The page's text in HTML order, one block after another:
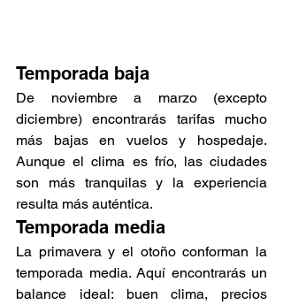
Temporada baja
De noviembre a marzo (excepto
diciembre) encontrarás tarifas mucho
más bajas en vuelos y hospedaje.
Aunque el clima es frío, las ciudades
son más tranquilas y la experiencia
resulta más auténtica.
Temporada media
La primavera y el otoño conforman la
temporada media. Aquí encontrarás un
balance ideal: buen clima, precios